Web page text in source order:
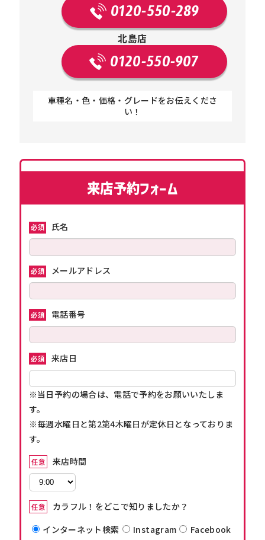
0120-550-289
北島店
0120-550-907
車種名・色・価格・グレードをお伝えくださ
い！
来店予約フォーム
必須 氏名
必須 メールアドレス
必須 電話番号
必須 来店日
※当日予約の場合は、電話で予約をお願いいたしま
す。
※毎週水曜日と第2第4木曜日が定休日となっておりま
す。
任意 来店時間
任意
カラフル！をどこで知りましたか？
インターネット検索
Instagram Facebook